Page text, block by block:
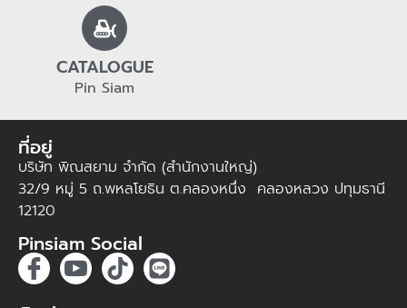
CATALOGUE
Pin Siam
ที่อยู่
บริษัท พิณสยาม จำกัด (สำนักงานใหญ่)
32/9 หมู่ 5 ถ.พหลโยธิน ต.คลองหนึ่ง คลองหลวง ปทุมธานี
12120
Pinsiam Social